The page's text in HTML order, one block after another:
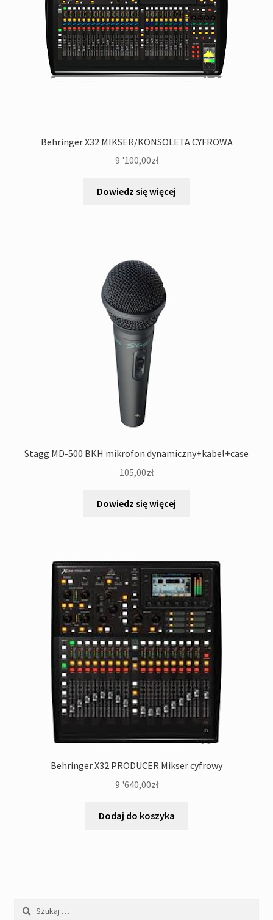
Behringer X32 MIKSER/KONSOLETA CYFROWA
9 '100,00zł
Dowiedz się więcej
Stagg MD-500 BKH mikrofon dynamiczny+kabel+case
105,00zł
Dowiedz się więcej
Behringer X32 PRODUCER Mikser cyfrowy
9 '640,00zł
Dodaj do koszyka
Szukaj: